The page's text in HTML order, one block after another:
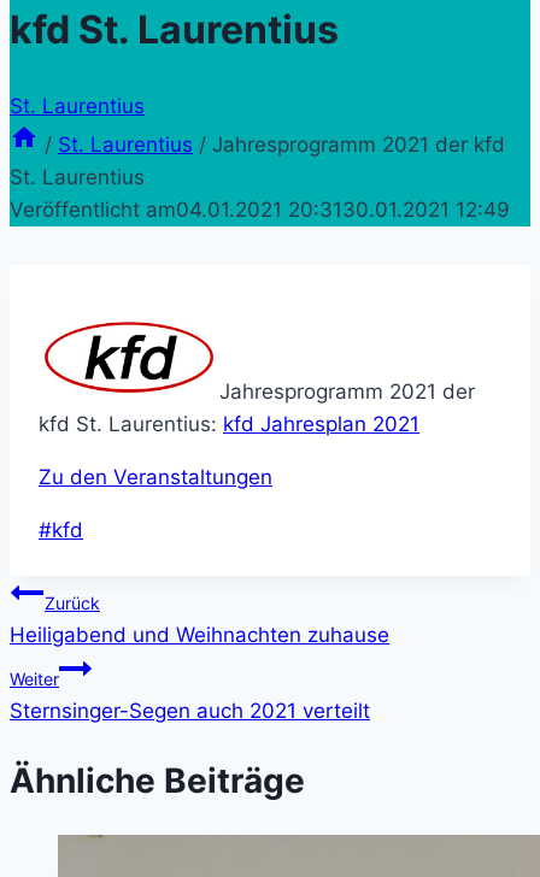
kfd St. Laurentius
St. Laurentius
/ St. Laurentius / Jahresprogramm 2021 der kfd
St. Laurentius
Veröffentlicht am04.01.2021 20:3130.01.2021 12:49
Jahresprogramm 2021 der
kfd St. Laurentius: kfd Jahresplan 2021
Zu den Veranstaltungen
Schlagworte:
#kfd
Beitragsnavigation
Zurück
Heiligabend und Weihnachten zuhause
Weiter
Sternsinger-Segen auch 2021 verteilt
Ähnliche Beiträge